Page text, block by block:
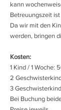
kann
Betreuungszeit ist
Da wir mit den
werden, bringen
Kosten:
1 Kind / 1 Woche:
2
3
Bei Buchung